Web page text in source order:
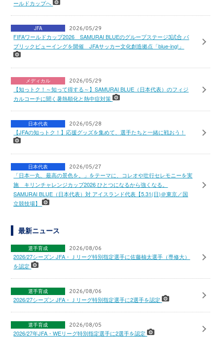
ールドカップへ
JFA 2026/05/29
FIFAワールドカップ2026 SAMURAI BLUEのグループステージ3試合 パ
ブリックビューイングを開催 JFAサッカー文化創造拠点「blue-ing!」
メディカル 2026/05/29
【知っトク！～知って得する～】SAMURAI BLUE（日本代表）のフィジ
カルコーチに聞く暑熱順化と熱中症対策
日本代表 2026/05/28
【JFAの知っトク！】応援グッズを集めて、選手たちと一緒に戦おう！
日本代表 2026/05/27
「日本一丸、最高の景色を。」をテーマに、コレオや壮行セレモニーを実
施 キリンチャレンジカップ2026 ひとつになるから強くなる。
SAMURAI BLUE（日本代表）対 アイスランド代表【5.31(日)＠東京／国
立競技場】
最新ニュース
選手育成 2026/08/06
2026/27シーズン JFA・Ｊリーグ特別指定選手に佐藤柚太選手（専修大）
を認定
選手育成 2026/08/06
2026/27シーズン JFA・Ｊリーグ特別指定選手に2選手を認定
選手育成 2026/08/05
2026/27年JFA・WEリーグ特別指定選手に2選手を認定